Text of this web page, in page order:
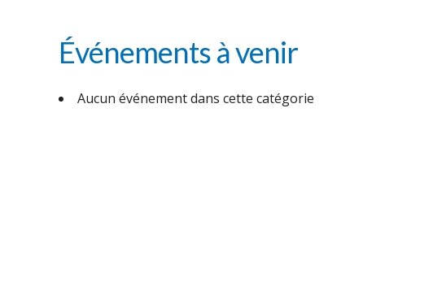
Événements à venir
Aucun événement dans cette catégorie